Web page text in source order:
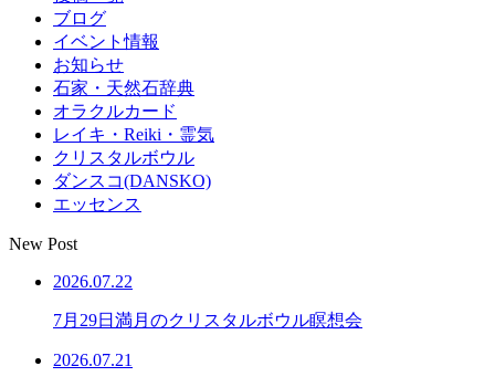
ブログ
イベント情報
お知らせ
石家・天然石辞典
オラクルカード
レイキ・Reiki・霊気
クリスタルボウル
ダンスコ(DANSKO)
エッセンス
New Post
2026.07.22
7月29日満月のクリスタルボウル瞑想会
2026.07.21